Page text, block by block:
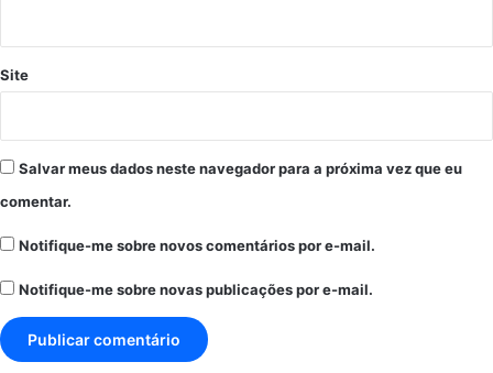
Site
Salvar meus dados neste navegador para a próxima vez que eu
comentar.
Notifique-me sobre novos comentários por e-mail.
Notifique-me sobre novas publicações por e-mail.